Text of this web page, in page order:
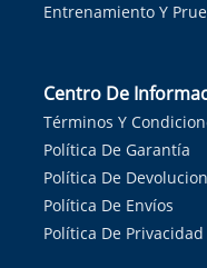
Entrenamiento Y
Centro De
Términos Y
Política De Garantía
Política De
Política De Envíos
Política De Privacidad